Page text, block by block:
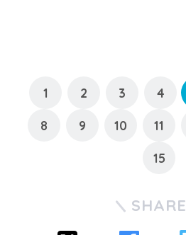
1 2 3 4
8 9 10 11
15
SHARE